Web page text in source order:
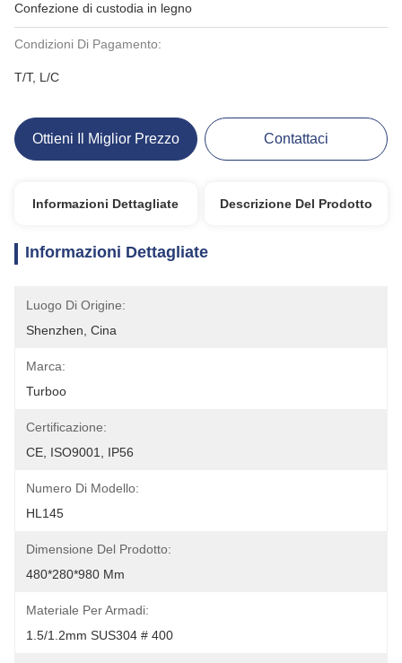
Confezione di custodia in legno
Condizioni Di Pagamento:
T/T, L/C
Ottieni Il Miglior Prezzo Contattaci
Informazioni Dettagliate Descrizione Del Prodotto
Informazioni Dettagliate
Luogo Di Origine:
Shenzhen, Cina
Marca:
Turboo
Certificazione:
CE, ISO9001, IP56
Numero Di Modello:
HL145
Dimensione Del Prodotto:
480*280*980 Mm
Materiale Per Armadi:
1.5/1.2mm SUS304 # 400